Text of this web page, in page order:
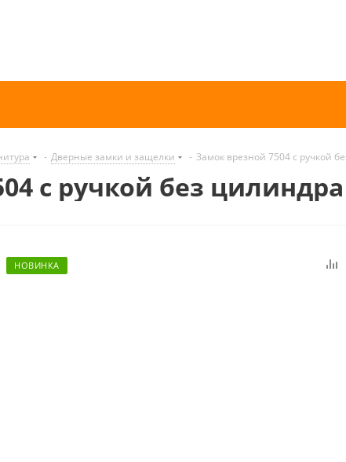
- Дверные замки и защелки - Замок врезной 7504 с ручкой
с ручкой без
НОВИНКА